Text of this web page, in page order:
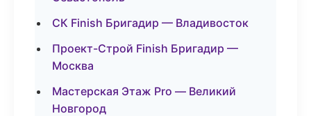
СК Finish Бригадир — Владивосток
Проект-Строй Finish Бригадир —
Москва
Мастерская Этаж Pro — Великий
Новгород